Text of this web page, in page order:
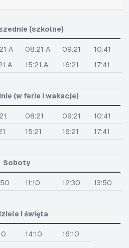
(szkolne)
A 08:21 A 09:21
10:41
A 15:21 A 16:21
17:41
(w ferie i wakacje)
08:21 09:21
10:41
15:21 16:21
17:41
Soboty
11:10 12:30
13:50
i święta
14:10 16:10